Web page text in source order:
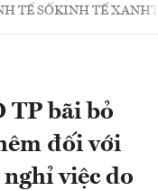
TẾ SỐKINH TẾ XANH
bãi bỏ
đối với
việc do